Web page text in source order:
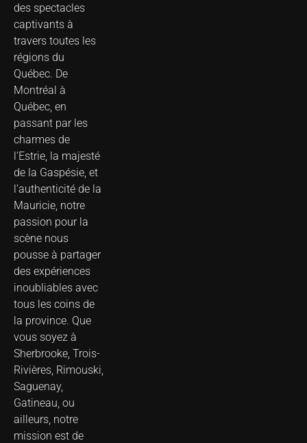
des spectacles
captivants à
travers toutes les
régions du
Québec. De
Montréal à
Québec, en
passant par les
charmes de
l’Estrie, la majesté
de la Gaspésie, et
l’authenticité de la
Mauricie, notre
passion pour la
scène nous
pousse à partager
des expériences
inoubliables avec
tous les coins de
la province. Que
vous soyez à
Sherbrooke, Trois-
Rivières, Rimouski,
Saguenay,
Gatineau, ou
ailleurs, notre
mission est de